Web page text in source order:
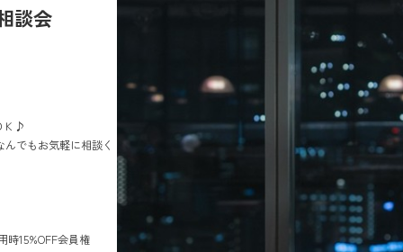
談会
Ｋ♪
でもお気軽に相談く
時15%OFF会員権